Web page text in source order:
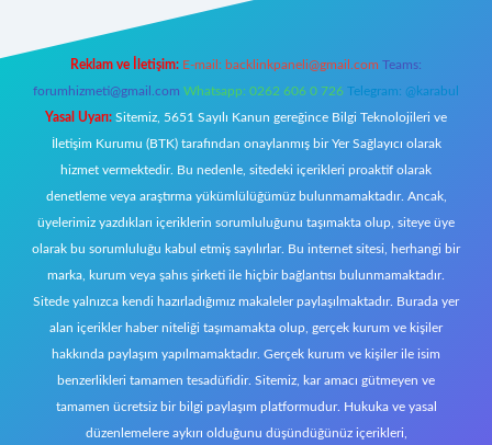
Reklam ve İletişim: E-mail: backlinkpaneli@gmail.com Teams:
forumhizmeti@gmail.com Whatsapp: 0262 606 0 726 Telegram: @karabul
Yasal Uyarı: Sitemiz, 5651 Sayılı Kanun gereğince Bilgi Teknolojileri ve
İletişim Kurumu (BTK) tarafından onaylanmış bir Yer Sağlayıcı olarak
hizmet vermektedir. Bu nedenle, sitedeki içerikleri proaktif olarak
denetleme veya araştırma yükümlülüğümüz bulunmamaktadır. Ancak,
üyelerimiz yazdıkları içeriklerin sorumluluğunu taşımakta olup, siteye üye
olarak bu sorumluluğu kabul etmiş sayılırlar. Bu internet sitesi, herhangi bir
marka, kurum veya şahıs şirketi ile hiçbir bağlantısı bulunmamaktadır.
Sitede yalnızca kendi hazırladığımız makaleler paylaşılmaktadır. Burada yer
alan içerikler haber niteliği taşımamakta olup, gerçek kurum ve kişiler
hakkında paylaşım yapılmamaktadır. Gerçek kurum ve kişiler ile isim
benzerlikleri tamamen tesadüfidir. Sitemiz, kar amacı gütmeyen ve
tamamen ücretsiz bir bilgi paylaşım platformudur. Hukuka ve yasal
düzenlemelere aykırı olduğunu düşündüğünüz içerikleri,